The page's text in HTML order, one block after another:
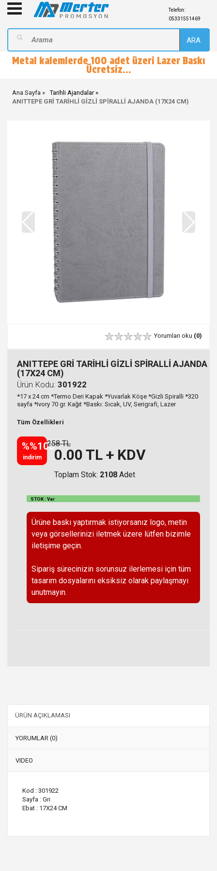
Telefon:
05331551469
ARA
Metal kalemlerde 100 adet üzeri Lazer Baskı
Ücretsiz...
Ana Sayfa
Tarihli Ajandalar
ANITTEPE GRİ TARİHLİ GİZLİ SPİRALLİ AJANDA (17X24 CM)
Yorumları oku (0)
ANITTEPE GRİ TARİHLİ GİZLİ SPİRALLİ AJANDA
(17X24 CM)
Ürün Kodu: 301922
*17 x 24 cm *Termo Deri Kapak *Yuvarlak Köşe *Gizli Spiralli *320
sayfa *Ivory 70 gr. Kağıt *Baskı: Sıcak, UV, Serigrafi, Lazer
Tüm Özellikleri
%%100
indirim
258 TL
0.00 TL + KDV
Toplam Stok: 2108 Adet
STOK : Var
Ürüne baskı yaptırmak istiyorsanız logo, metin
veya görsellerinizi iletmek üzere lütfen bizimle
iletişime geçin.
Sipariş sürecinizin sorunsuz ilerlemesi için tüm
tasarım dosyalarını eksiksiz olarak paylaşmayı
unutmayın.
ÜRÜN AÇIKLAMASI
YORUMLAR (0)
VIDEO
Kod : 301922
Sayfa : Gri
Ebat : 17X24 CM